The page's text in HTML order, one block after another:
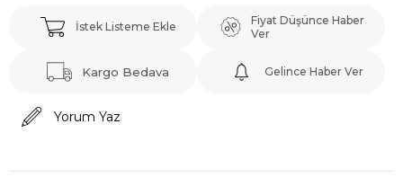
İstek Listeme Ekle
Fiyat Düşünce Haber
Ver
Kargo Bedava Gelince Haber Ver
Yorum Yaz